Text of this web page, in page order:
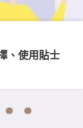
、使用貼士
8 9